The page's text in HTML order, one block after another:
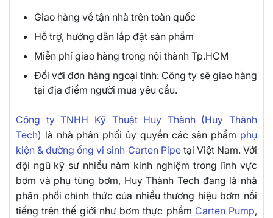
Giao hàng về tận nhà trên toàn quốc
Hỗ trợ, hướng dẫn lắp đặt sản phẩm
Miễn phí giao hàng trong nội thành Tp.HCM
Đối với đơn hàng ngoại tỉnh: Công ty sẽ giao hàng
tại địa điểm người mua yêu cầu.
Công ty TNHH Kỹ Thuật Huy Thành (Huy Thành
Tech) là nhà phân phối ủy quyền các sản phẩm phụ
kiện & đường ống vi sinh Carten Pipetại Việt Nam. Với
đội ngũ kỹ sư nhiều năm kinh nghiệm trong lĩnh vực
bơm và phụ tùng bơm, Huy Thành Tech đang là nhà
phân phối chính thức của nhiều thương hiệu bơm nổi
tiếng trên thế giới như bơm thực phẩm Carten Pump,